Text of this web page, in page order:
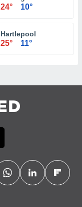
24° 10°
Hartlepool
25° 11°